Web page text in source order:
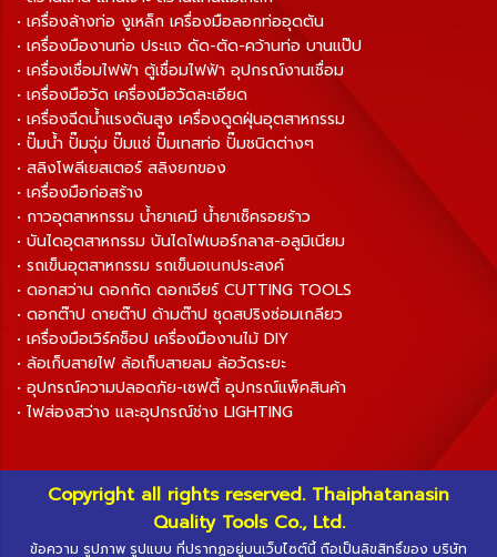
• เครื่องล้างท่อ งูเหล็ก เครื่องมือลอกท่ออุดตัน
• เครื่องมืองานท่อ ประแจ ดัด-ตัด-คว้านท่อ บานแป๊ป
• เครื่องเชื่อมไฟฟ้า ตู้เชื่อมไฟฟ้า อุปกรณ์งานเชื่อม
• เครื่องมือวัด เครื่องมือวัดละเอียด
• เครื่องฉีดน้ำแรงดันสูง เครื่องดูดฝุ่นอุตสาหกรรม
• ปั๊มน้ำ ปั๊มจุ่ม ปั๊มแช่ ปั๊มเทสท่อ ปั๊มชนิดต่างๆ
• สลิงโพลีเยสเตอร์ สลิงยกของ
• เครื่องมือก่อสร้าง
• กาวอุตสาหกรรม น้ำยาเคมี น้ำยาเช็ครอยร้าว
• บันไดอุตสาหกรรม บันไดไฟเบอร์กลาส-อลูมิเนียม
• รถเข็นอุตสาหกรรม รถเข็นอเนกประสงค์
• ดอกสว่าน ดอกกัด ดอกเจียร์ CUTTING TOOLS
• ดอกต๊าป ดายต๊าป ด้ามต๊าป ชุดสปริงซ่อมเกลียว
• เครื่องมือเวิร์คช็อป เครื่องมืองานไม้ DIY
• ล้อเก็บสายไฟ ล้อเก็บสายลม ล้อวัดระยะ
• อุปกรณ์ความปลอดภัย-เซฟตี้ อุปกรณ์แพ็คสินค้า
• ไฟส่องสว่าง และอุปกรณ์ช่าง LIGHTING
Copyright all rights reserved. Thaiphatanasin
Quality Tools Co., Ltd.
ข้อความ รูปภาพ รูปแบบ ที่ปรากฏอยู่บนเว็บไซต์นี้ ถือเป็นลิขสิทธิ์ของ บริษัท